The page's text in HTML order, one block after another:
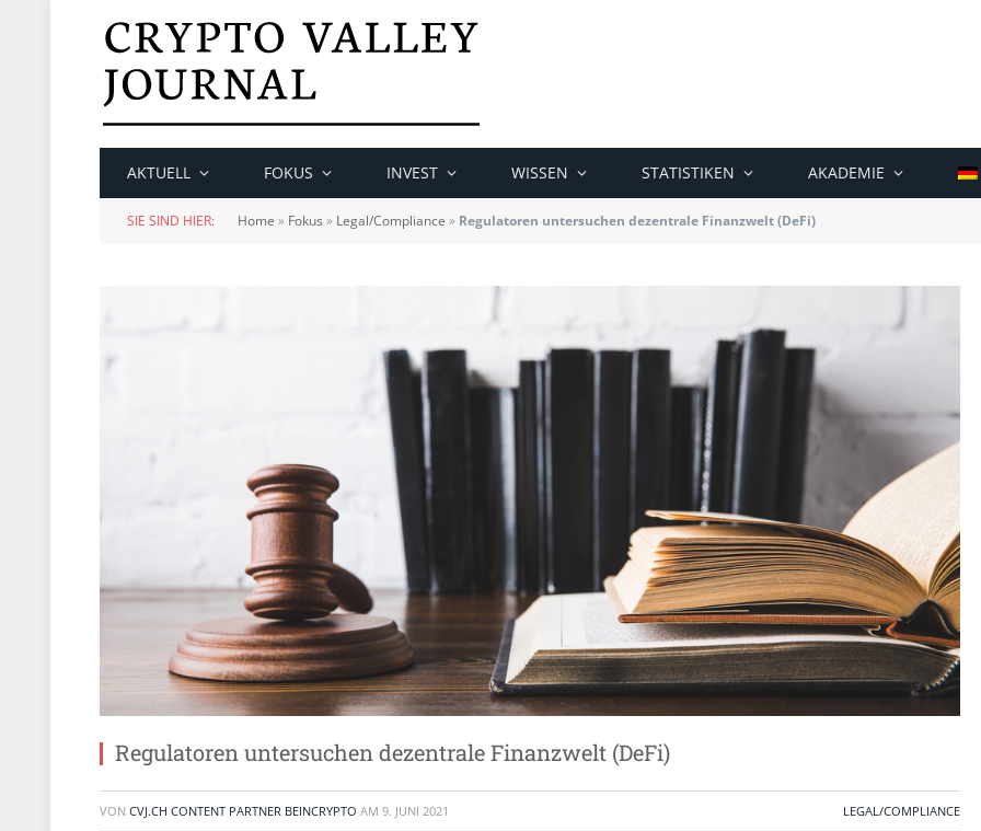
AKTUELL FOKUS INVEST WISSEN STATISTIKEN AKADEMIE
SIE SIND HIER: Home » Fokus » Legal/Compliance » Regulatoren untersuchen dezentrale Finanzwelt (DeFi)
Regulatoren untersuchen dezentrale Finanzwelt (DeFi)
VON CVJ.CH CONTENT PARTNER BEINCRYPTO AM 9. JUNI 2021 LEGAL/COMPLIANCE